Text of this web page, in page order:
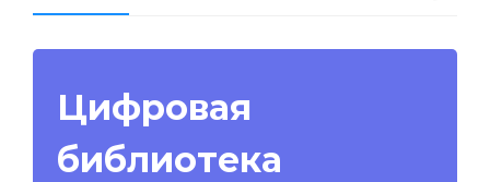
Цифровая
библиотека